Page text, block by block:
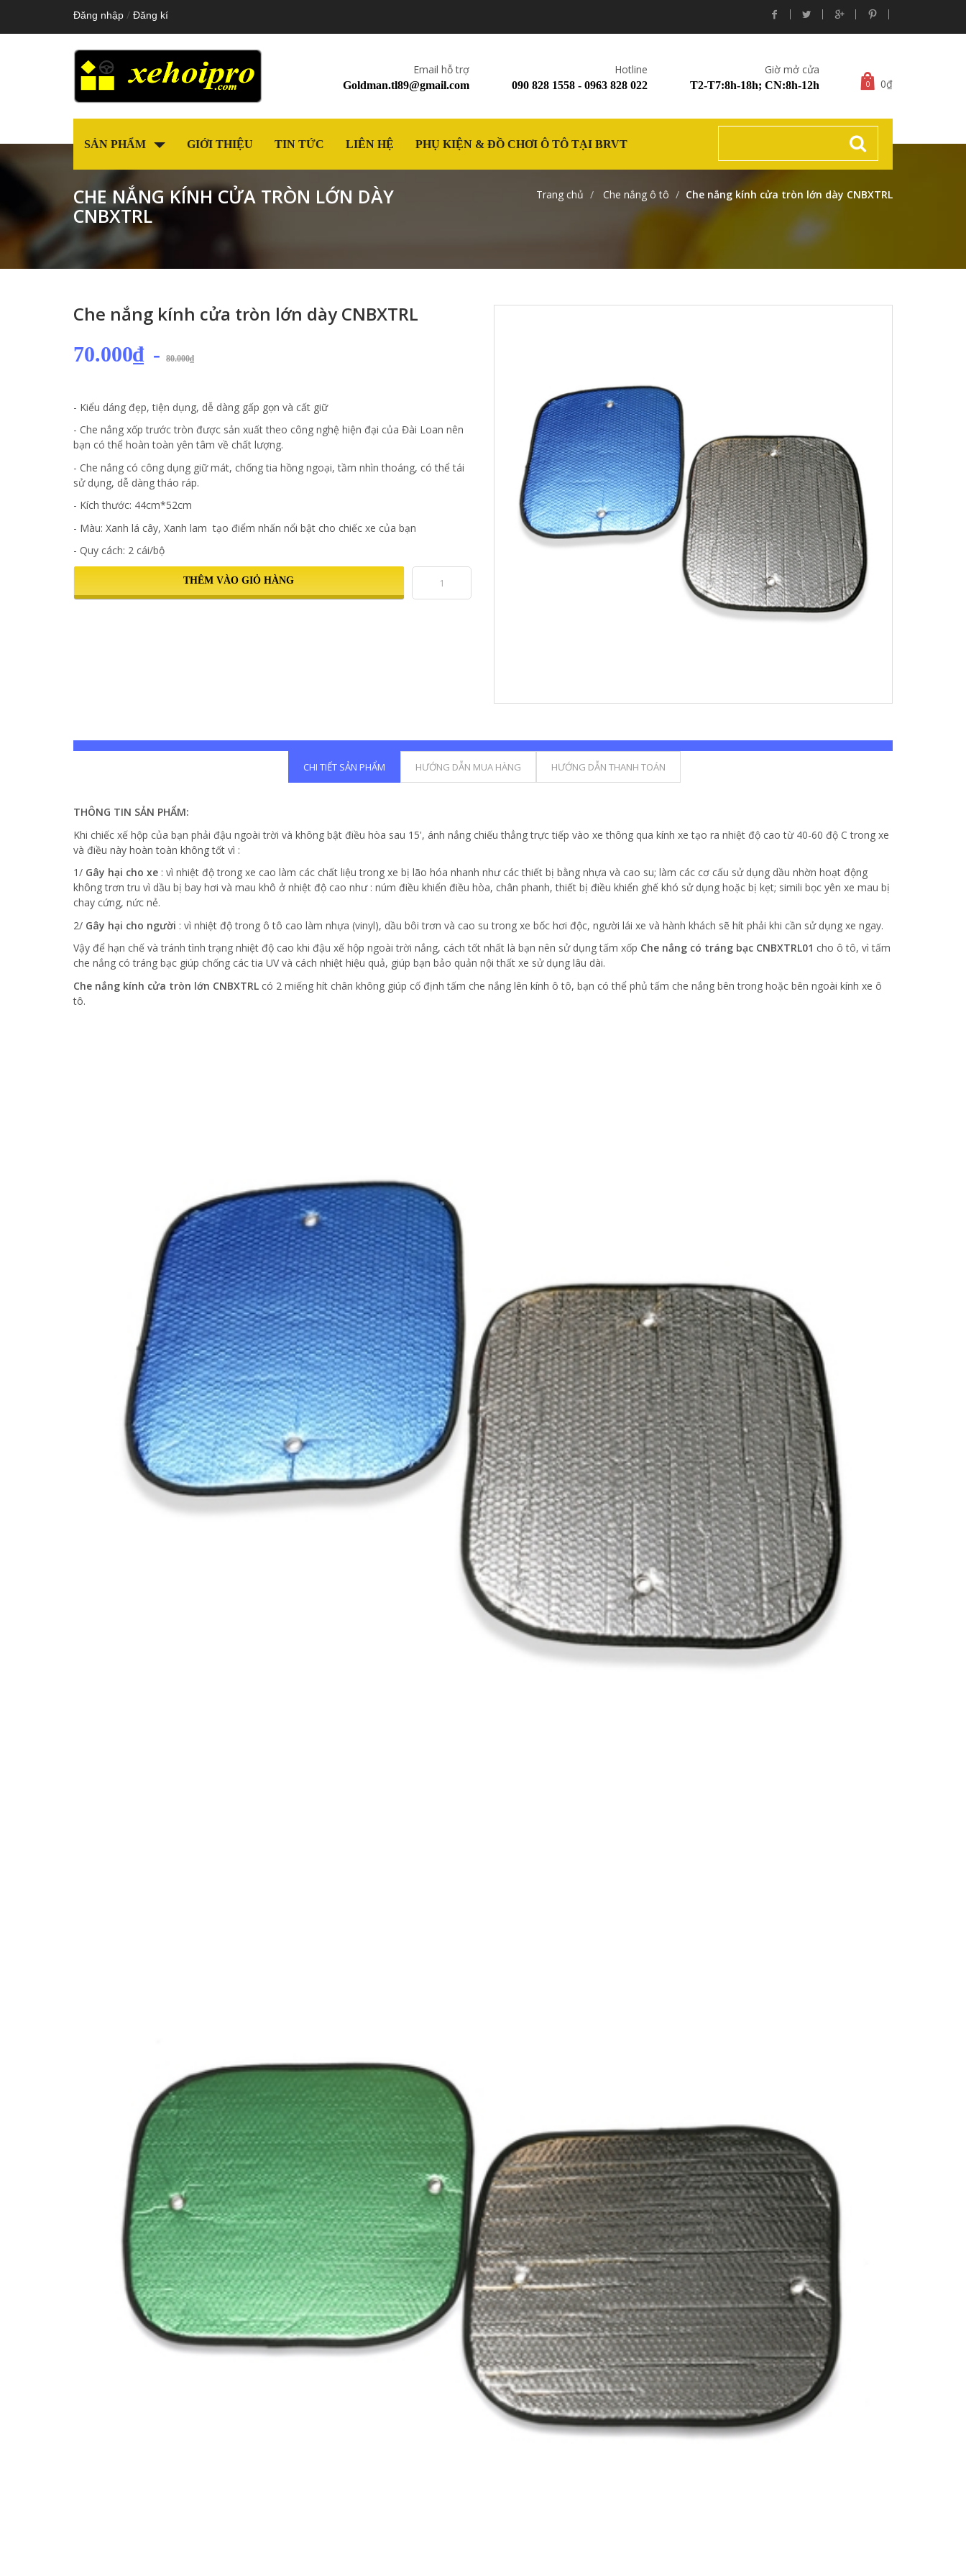
Đăng nhập / Đăng kí
Email hỗ trợ
Goldman.tl89@gmail.com
Hotline
090 828 1558 - 0963 828 022
Giờ mở cửa
T2-T7:8h-18h; CN:8h-12h 0 0₫
SẢN PHẨM GIỚI THIỆU TIN TỨC LIÊN HỆ PHỤ KIỆN & ĐỒ CHƠI Ô TÔ TẠI BRVT
CHE NẮNG KÍNH CỬA TRÒN LỚN DÀY
CNBXTRL
Trang chủ Che nắng ô tô Che nắng kính cửa tròn lớn dày CNBXTRL
Che nắng kính cửa tròn lớn dày CNBXTRL
70.000₫ - 80.000₫
- Kiểu dáng đẹp, tiện dụng, dễ dàng gấp gọn và cất giữ
- Che nắng xốp trước tròn được sản xuất theo công nghệ hiện đại của Đài Loan nên
bạn có thể hoàn toàn yên tâm về chất lượng.
- Che nắng có công dụng giữ mát, chống tia hồng ngoại, tầm nhìn thoáng, có thể tái
sử dụng, dễ dàng tháo ráp.
- Kích thước: 44cm*52cm
- Màu: Xanh lá cây, Xanh lam tạo điểm nhấn nổi bật cho chiếc xe của bạn
- Quy cách: 2 cái/bộ
THÊM VÀO GIỎ HÀNG
CHI TIẾT SẢN PHẨM HƯỚNG DẪN MUA HÀNG HƯỚNG DẪN THANH TOÁN
THÔNG TIN SẢN PHẨM:
Khi chiếc xế hộp của bạn phải đậu ngoài trời và không bật điều hòa sau 15', ánh nắng chiếu thẳng trực tiếp vào xe thông qua kính xe tạo ra nhiệt độ cao từ 40-60 độ C trong xe
và điều này hoàn toàn không tốt vì :
1/ Gây hại cho xe : vì nhiệt độ trong xe cao làm các chất liệu trong xe bị lão hóa nhanh như các thiết bị bằng nhựa và cao su; làm các cơ cấu sử dụng dầu nhờn hoạt động
không trơn tru vì dầu bị bay hơi và mau khô ở nhiệt độ cao như : núm điều khiển điều hòa, chân phanh, thiết bị điều khiển ghế khó sử dụng hoặc bị kẹt; simili bọc yên xe mau bị
chay cứng, nức nẻ.
2/ Gây hại cho người : vì nhiệt độ trong ô tô cao làm nhựa (vinyl), dầu bôi trơn và cao su trong xe bốc hơi độc, người lái xe và hành khách sẽ hít phải khi cần sử dụng xe ngay.
Vậy để hạn chế và tránh tình trạng nhiệt độ cao khi đậu xế hộp ngoài trời nắng, cách tốt nhất là bạn nên sử dụng tấm xốp Che nắng có tráng bạc CNBXTRL01 cho ô tô, vì tấm
che nắng có tráng bạc giúp chống các tia UV và cách nhiệt hiệu quả, giúp bạn bảo quản nội thất xe sử dụng lâu dài.
Che nắng kính cửa tròn lớn CNBXTRL có 2 miếng hít chân không giúp cố định tấm che nắng lên kính ô tô, bạn có thể phủ tấm che nắng bên trong hoặc bên ngoài kính xe ô
tô.